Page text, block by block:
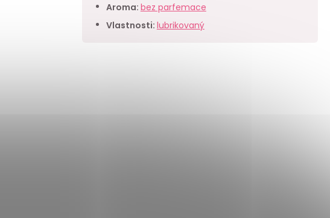
Aroma: bez parfemace
Vlastnosti: lubrikovaný